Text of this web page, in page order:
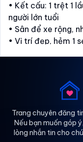
• Kết cấu: 1 trệt 1
người lớn tuổi
• Sân để xe rộng,
• Vị trí đẹp, hẻm 1
💵 Giá chỉ 3.5 tỷ
>>> Có nhiều nhà
tư vấn chi tiết.
Trang chuyên đăng
Nếu bạn muốn góp
lòng nhắn tin cho